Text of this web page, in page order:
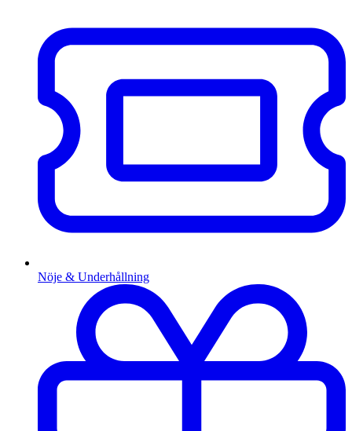
Nöje & Underhållning